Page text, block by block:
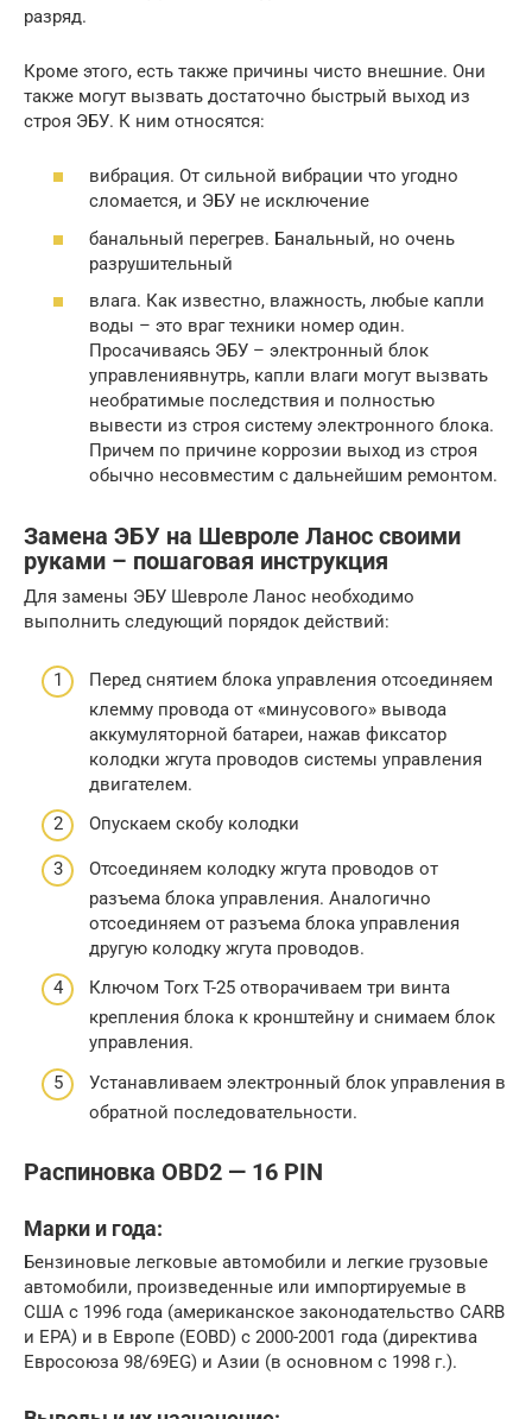
разряд.
Кроме этого, есть также причины чисто внешние. Они
также могут вызвать достаточно быстрый выход из
строя ЭБУ. К ним относятся:
вибрация. От сильной вибрации что угодно
сломается, и ЭБУ не исключение
банальный перегрев. Банальный, но очень
разрушительный
влага. Как известно, влажность, любые капли
воды – это враг техники номер один.
Просачиваясь ЭБУ – электронный блок
управлениявнутрь, капли влаги могут вызвать
необратимые последствия и полностью
вывести из строя систему электронного блока.
Причем по причине коррозии выход из строя
обычно несовместим с дальнейшим ремонтом.
Замена ЭБУ на Шевроле Ланос своими
руками – пошаговая инструкция
Для замены ЭБУ Шевроле Ланос необходимо
выполнить следующий порядок действий:
Перед снятием блока управления отсоединяем
клемму провода от «минусового» вывода
аккумуляторной батареи, нажав фиксатор
колодки жгута проводов системы управления
двигателем.
Опускаем скобу колодки
Отсоединяем колодку жгута проводов от
разъема блока управления. Аналогично
отсоединяем от разъема блока управления
другую колодку жгута проводов.
Ключом Torx T-25 отворачиваем три винта
крепления блока к кронштейну и снимаем блок
управления.
Устанавливаем электронный блок управления в
обратной последовательности.
Распиновка OBD2 — 16 PIN
Марки и года:
Бензиновые легковые автомобили и легкие грузовые
автомобили, произведенные или импортируемые в
США с 1996 года (американское законодательство CARB
и EPA) и в Европе (EOBD) с 2000-2001 года (директива
Евросоюза 98/69EG) и Азии (в основном с 1998 г.).